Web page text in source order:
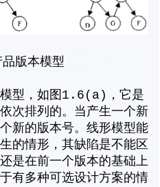
版本模型
模型，如图1.6(a)，它是
次排列的。当产生一个新
新的版本号。线形模型能
的情形，其缺陷是不能区
是在前一个版本的基础上
有多种可选设计方案的情